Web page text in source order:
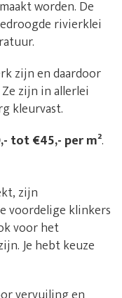
worden. De
rivierklei
zijn en daardoor
zijn in allerlei
kleurvast.
tot €45,- per m².
zijn
voordelige klinkers
voor het
Je hebt keuze